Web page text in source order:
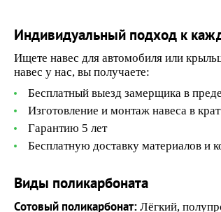
Индивидуальный подход к
Ищете навес для автомобиля или
навес у нас, вы получаете:
Бесплатный выезд замерщика в
Изготовление и монтаж навеса в
Гарантию 5 лет
Бесплатную доставку материалов и
Виды поликарбоната
Сотовый поликарбонат: Лёгкий,